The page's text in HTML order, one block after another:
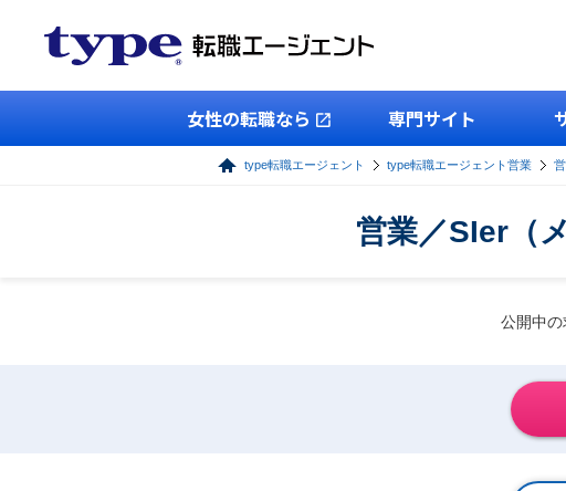
女性の転職なら 専門サイト
type転職エージェント type転職エージェント営業
営業／SIer（
公開中の